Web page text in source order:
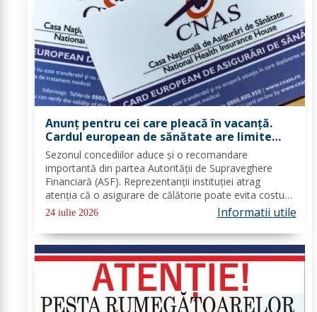
Anunț pentru cei care pleacă în vacanță.
Cardul european de sănătate are limite
importante. Greșeala care te poate costa
mii de euro
Sezonul concediilor aduce și o recomandare
importantă din partea Autorității de Supraveghere
Financiară (ASF). Reprezentanții instituției atrag
atenția că o asigurare de călătorie poate evita costuri
uriașe în cazul unor probleme medicale, al anulării
24 iulie 2026 Informatii utile